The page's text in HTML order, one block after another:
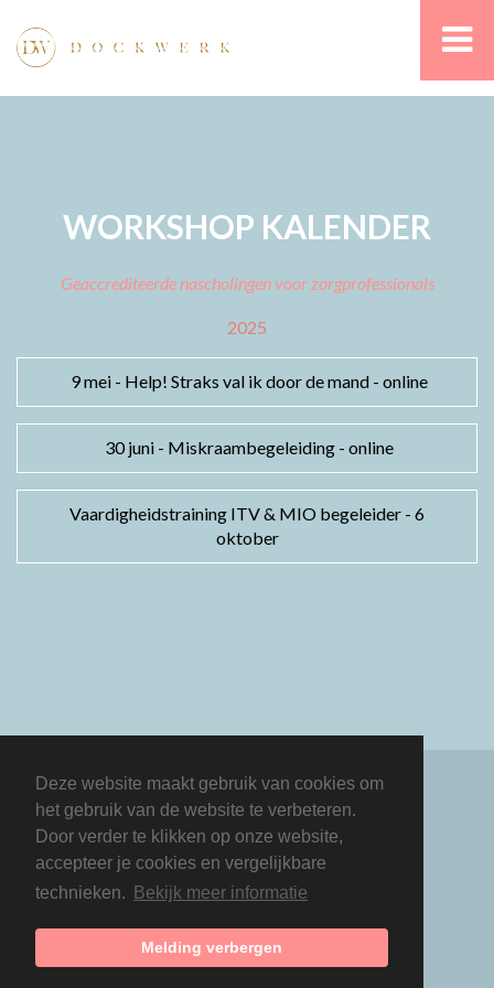
Deze website maakt gebruik van cookies om
het gebruik van de website te verbeteren.
Door verder te klikken op onze website,
accepteer je cookies en vergelijkbare
technieken.
Bekijk meer informatie
Melding verbergen
WORKSHOP KALENDER
Geaccrediteerde nascholingen voor zorgprofessionals
2025
9 mei - Help! Straks val ik door de mand - online
30 juni - Miskraambegeleiding - online
Vaardigheidstraining ITV & MIO begeleider - 6
oktober
Copyright 2026 Dockwerk
Privacyverklaring
Inloggen